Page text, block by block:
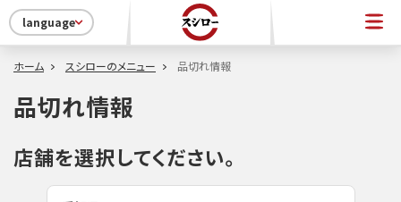
language
ホーム スシローのメニュー 品切れ情報
品切れ情報
店舗を選択してください。